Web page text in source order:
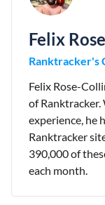
Felix
Ranktracker's
Felix Rose-
of Ranktracker.
experience, he
Ranktracker
390,000 of
each month.